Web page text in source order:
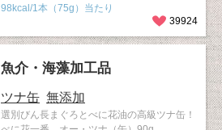
98kcal/1本（75g）当たり
39924
魚介・海藻加工品
ツナ缶 無添加
選別びん長まぐろとべに花油の高級ツナ缶！